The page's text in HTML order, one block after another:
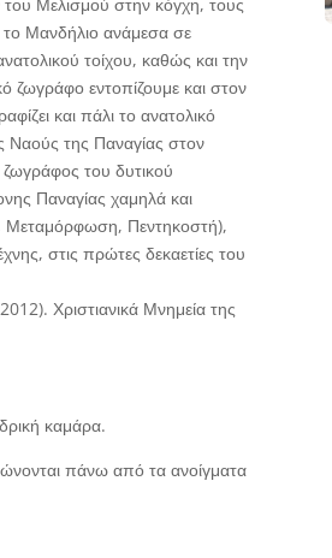
Μελισμού στην κόγχη, τους
Μανδήλιο ανάμεσα σε
τοίχου, καθώς και την
εντοπίζουμε και στον
και πάλι το ανατολικό
Ναούς της Παναγίας στον
του δυτικού
Παναγίας χαμηλά και
Μεταμόρφωση, Πεντηκοστή),
στις πρώτες δεκαετίες του
Χριστιανικά Μνημεία της
καμάρα.
πάνω από τα ανοίγματα